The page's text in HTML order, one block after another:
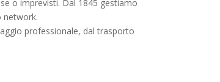
o imprevisti. Dal 1845 gestiamo
network.
professionale, dal trasporto